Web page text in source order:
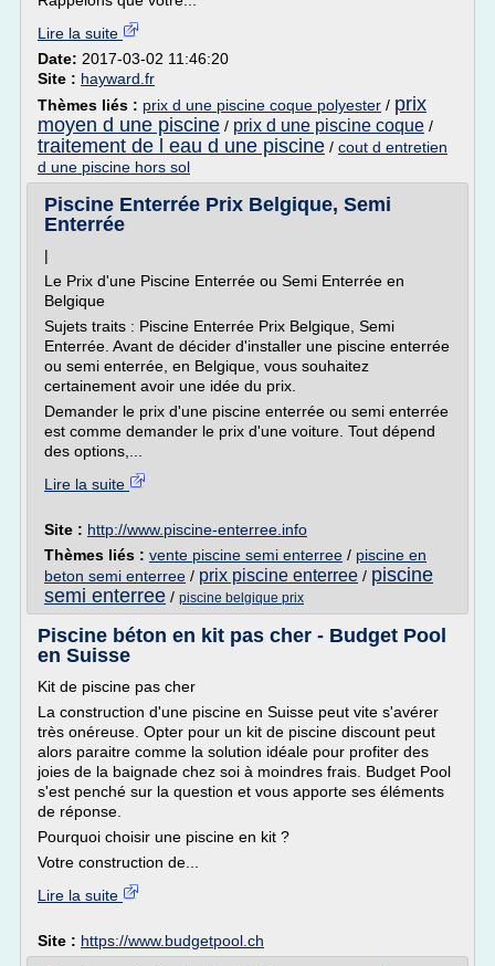
Lire la suite
Date: 2017-03-02 11:46:20
Site : hayward.fr
Thèmes liés : prix d une piscine coque polyester / prix
moyen d une piscine / prix d une piscine coque /
traitement de l eau d une piscine / cout d entretien
d une piscine hors sol
Piscine Enterrée Prix Belgique, Semi
Enterrée
|
Le Prix d'une Piscine Enterrée ou Semi Enterrée en
Belgique
Sujets traits : Piscine Enterrée Prix Belgique, Semi
Enterrée. Avant de décider d'installer une piscine enterrée
ou semi enterrée, en Belgique, vous souhaitez
certainement avoir une idée du prix.
Demander le prix d'une piscine enterrée ou semi enterrée
est comme demander le prix d'une voiture. Tout dépend
des options,...
Lire la suite
Site : http://www.piscine-enterree.info
Thèmes liés : vente piscine semi enterree / piscine en
beton semi enterree / prix piscine enterree / piscine
semi enterree / piscine belgique prix
Piscine béton en kit pas cher - Budget Pool
en Suisse
Kit de piscine pas cher
La construction d'une piscine en Suisse peut vite s'avérer
très onéreuse. Opter pour un kit de piscine discount peut
alors paraitre comme la solution idéale pour profiter des
joies de la baignade chez soi à moindres frais. Budget Pool
s'est penché sur la question et vous apporte ses éléments
de réponse.
Pourquoi choisir une piscine en kit ?
Votre construction de...
Lire la suite
Site : https://www.budgetpool.ch